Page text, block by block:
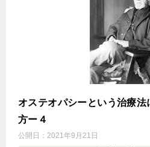
オステオパシーという治療法
方ー４
公開日： 2021年9月21日